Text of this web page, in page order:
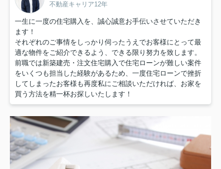
不動産キャリア12年
一生に一度の住宅購入を、誠心誠意お手伝いさせていただき
ます！
それぞれのご事情をしっかり伺ったうえでお客様にとって最
適な物件をご紹介できるよう、できる限り努力を致します。
前職では新築建売・注文住宅購入で住宅ローンが難しい案件
をいくつも担当した経験があるため、一度住宅ローンで挫折
してしまったお客様も再度私にご相談いただければ、お家を
買う方法を精一杯お探しいたします！